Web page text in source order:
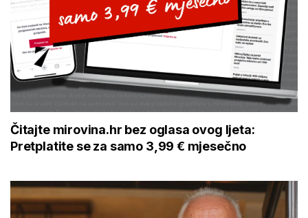
Čitajte mirovina.hr bez oglasa ovog ljeta:
Pretplatite se za samo 3,99 € mjesečno